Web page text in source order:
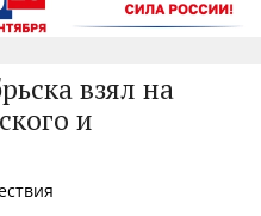
взял на
и